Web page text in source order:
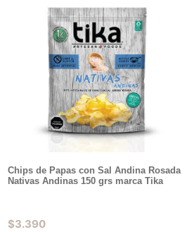
Chips de Papas con Sal Andina Rosada
Nativas Andinas 150 grs marca Tika
$3.390